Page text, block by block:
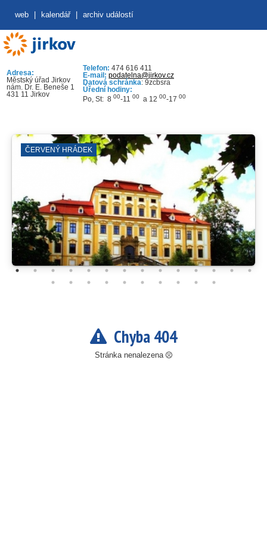
web kalendář archiv událostí
Adresa:
Městský úřad Jirkov
nám. Dr. E. Beneše 1
431 11 Jirkov
Telefon: 474 616 411
E-mail: podatelna@jirkov.cz
Datová schránka: 9zcbsra
Úřední hodiny:
Po, St: 8 00-11 00 a 12 00-17 00
ČERVENÝ HRÁDEK
Chyba 404
Stránka nenalezena